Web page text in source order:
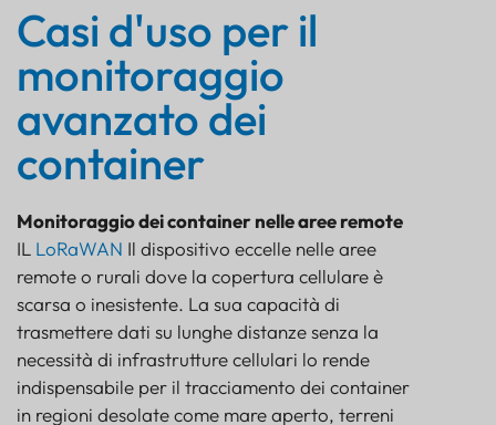
Casi d'uso per il
monitoraggio
avanzato dei
container
Monitoraggio dei container nelle aree remote
IL LoRaWAN Il dispositivo eccelle nelle aree
remote o rurali dove la copertura cellulare è
scarsa o inesistente. La sua capacità di
trasmettere dati su lunghe distanze senza la
necessità di infrastrutture cellulari lo rende
indispensabile per il tracciamento dei container
in regioni desolate come mare aperto, terreni